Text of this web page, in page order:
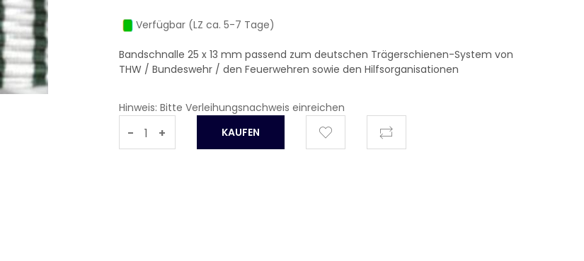
Verfügbar (LZ ca. 5-7 Tage)
Bandschnalle 25 x 13 mm passend zum deutschen Trägerschienen-System von
THW / Bundeswehr / den Feuerwehren sowie den Hilfsorganisationen
Hinweis: Bitte Verleihungsnachweis einreichen
- +